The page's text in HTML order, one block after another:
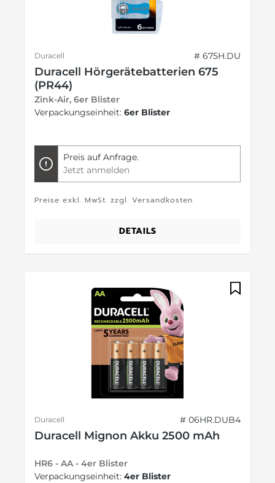
Duracell # 675H.DU
Duracell Hörgerätebatterien 675
(PR44)
Zink-Air, 6er Blister
Verpackungseinheit: 6er Blister
Preis auf Anfrage.
Jetzt anmelden
Preise exkl. MwSt. zzgl. Versandkosten
DETAILS
Duracell # 06HR.DUB4
Duracell Mignon Akku 2500 mAh
HR6 - AA - 4er Blister
Verpackungseinheit: 4er Blister